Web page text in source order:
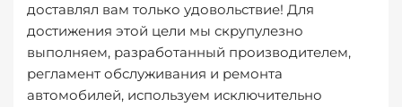
доставлял вам только удовольствие! Для
достижения этой цели мы скрупулезно
выполняем, разработанный производителем,
регламент обслуживания и ремонта
автомобилей, используем исключительно